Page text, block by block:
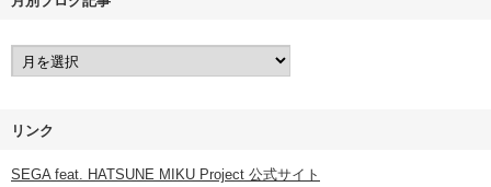
リンク
SEGA feat. HATSUNE MIKU Project 公式サイト